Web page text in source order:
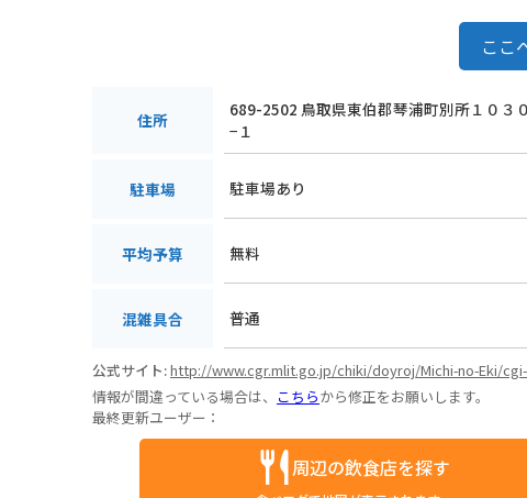
ここ
住所
689-2502 鳥取県東伯郡琴浦町別所１０３０
−１
駐車場 駐車場あり
平均予算 無料
混雑具合 普通
公式サイト:http://www.cgr.mlit.go.jp/chiki/doyroj/Michi-no-Eki/
情報が間違っている場合は、 こちらから修正をお願いします。
最終更新ユーザー：
周辺の飲食店を探す